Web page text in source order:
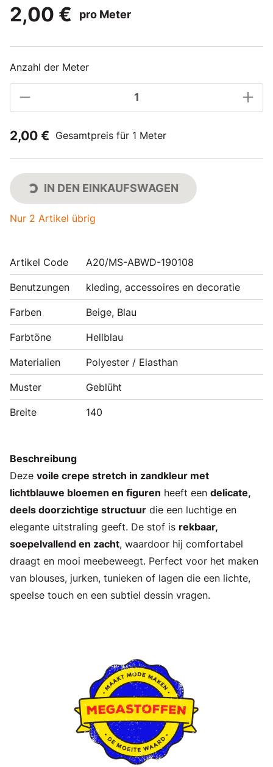
2,00 €
pro Meter
Anzahl der Meter
2,00 € Gesamtpreis für 1 Meter
IN DEN EINKAUFSWAGEN
Nur 2 Artikel übrig
Artikel Code A20/MS-ABWD-190108
Benutzungen kleding, accessoires en decoratie
Farben Beige, Blau
Farbtöne Hellblau
Materialien Polyester / Elasthan
Muster Geblüht
Breite 140
Beschreibung
Deze voile crepe stretch in zandkleur met
lichtblauwe bloemen en figuren heeft een delicate,
deels doorzichtige structuur die een luchtige en
elegante uitstraling geeft. De stof is rekbaar,
soepelvallend en zacht, waardoor hij comfortabel
draagt en mooi meebeweegt. Perfect voor het maken
van blouses, jurken, tunieken of lagen die een lichte,
speelse touch en een subtiel dessin vragen.